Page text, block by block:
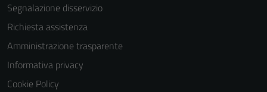
Segnalazione disservizio
Richiesta assistenza
Amministrazione trasparente
Informativa privacy
Cookie Policy